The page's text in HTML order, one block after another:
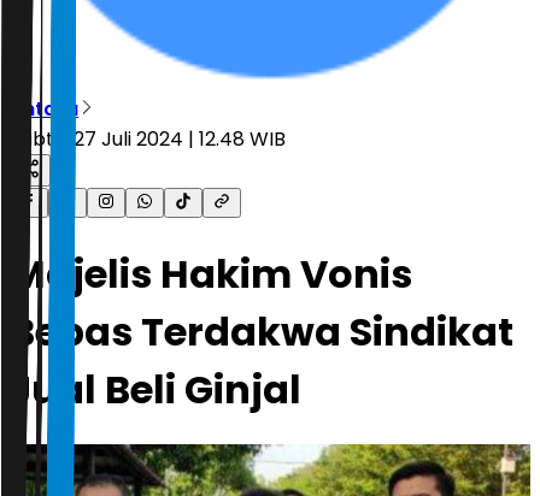
Antara
Sabtu, 27 Juli 2024 | 12.48 WIB
Majelis Hakim Vonis
Bebas Terdakwa Sindikat
Jual Beli Ginjal